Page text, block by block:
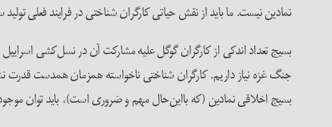
نمادین نیست. ما باید از نقش حیاتی کارگران شناختی در فرایند فعلی
بسیج تعداد اندکی از کارگران گوگل علیه مشارکت آن در نسل‌کشی
جنگ غزه نیاز داریم. کارگران شناختی ناخواسته همزمان همدست قدرت
بسیج اخلاقی نمادین (که بااین‌حال مهم و ضروری است)، باید توان